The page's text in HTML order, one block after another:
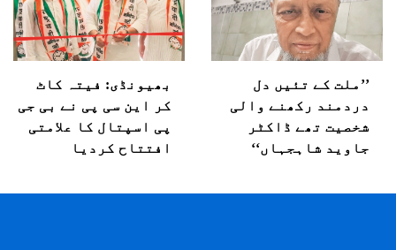
’’ملت کے تئیں دل
دردمند رکھنے والی
شخصیت تھے ڈاکٹر
جاوید شاہجہاں‘‘
بھیونڈی: فیتہ کاٹ
کر این سی پی نے بی جی
پی اسپتال کا علامتی
افتتاح کردیا